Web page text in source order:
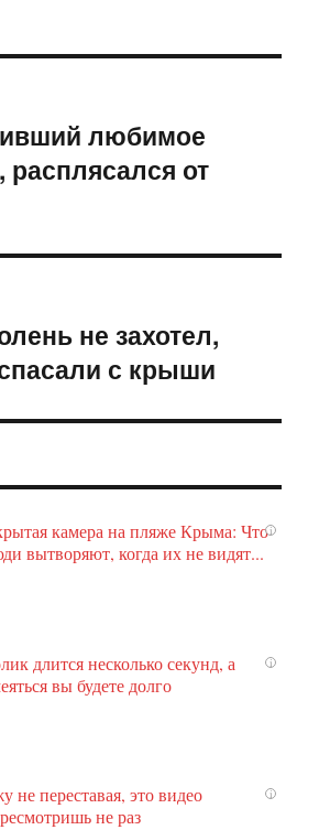
любимое
расплясался от
не захотел,
с крыши
i
камера на пляже Крыма: Что
вытворяют, когда их не видят...
i
длится несколько секунд, а
вы будете долго
i
не переставая, это видео
не раз